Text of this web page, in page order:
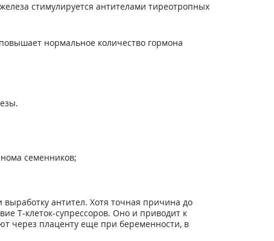
стимулируется антителами тиреотропных
нормальное количество гормона
семенников;
антител. Хотя точная причина до
Т-клеток-супрессоров. Оно и приводит к
через плаценту еще при беременности, в